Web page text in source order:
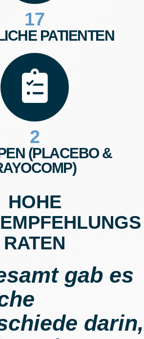
17
PATIENTEN
2
(PLACEBO &
HOHE
RATEN
gab es
darin,